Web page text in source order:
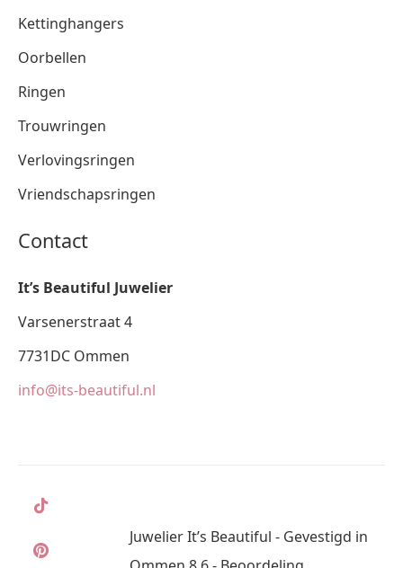
Kettinghangers
Oorbellen
Ringen
Trouwringen
Verlovingsringen
Vriendschapsringen
Contact
It’s Beautiful Juwelier
Varsenerstraat 4
7731DC Ommen
info@its-beautiful.nl
Juwelier It’s Beautiful - Gevestigd in